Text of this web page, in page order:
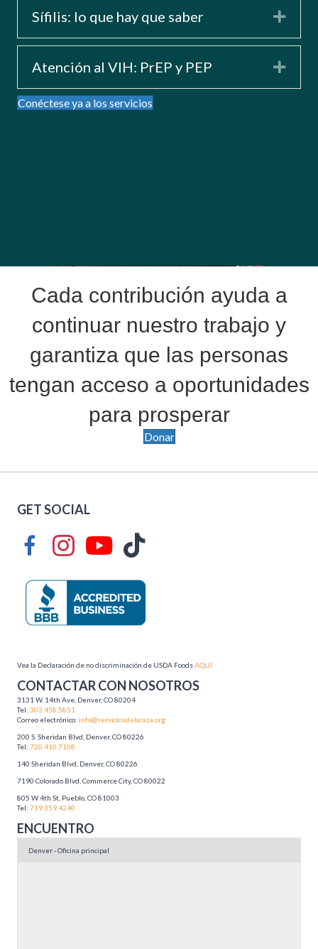
Sífilis: lo que hay que saber
Atención al VIH: PrEP y PEP
Conéctese ya a los servicios
Cada contribución ayuda a
continuar nuestro trabajo y
garantiza que las personas
tengan acceso a oportunidades
para prosperar
Donar
GET SOCIAL
Vea la Declaración de no discriminación de USDA FoodsAQUÍ
CONTACTAR CON NOSOTROS
3131 W. 14th Ave, Denver, CO 80204
Tel: 303.458.5851
Correo electrónico: info@serviciosdelaraza.org
200 S. Sheridan Blvd, Denver, CO 80226
Tel: 720.410.7108
140 Sheridan Blvd, Denver, CO 80226
7190 Colorado Blvd, Commerce City, CO 80022
805 W 4th St, Pueblo, CO 81003
Tel: 719.359.4240
ENCUENTRO
Denver - Oficina principal